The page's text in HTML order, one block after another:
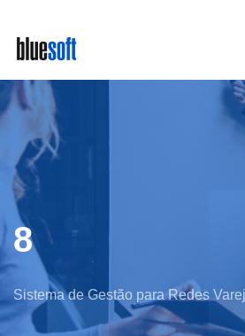
main
content
8
Sistema de Gestão para Redes